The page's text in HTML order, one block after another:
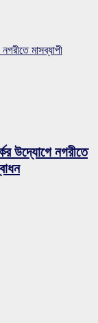
মাসব্যাপী
উদ্যোগে নগরীতে